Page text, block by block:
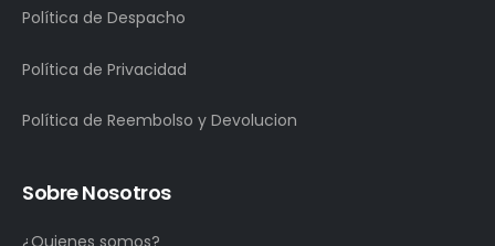
Política de Despacho
Política de Privacidad
Política de Reembolso y Devolucion
Sobre Nosotros
¿Quienes somos?